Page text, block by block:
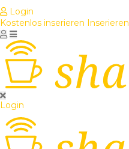
Login
Kostenlos inserieren Inserieren
Login